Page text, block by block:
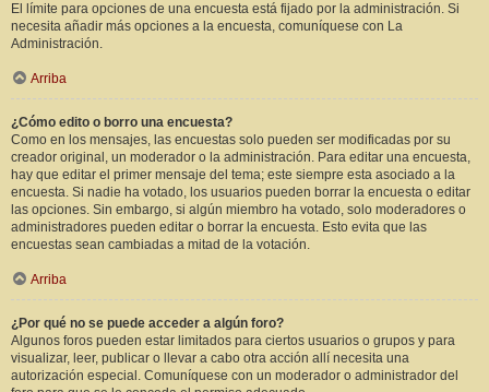
El límite para opciones de una encuesta está fijado por la administración. Si
necesita añadir más opciones a la encuesta, comuníquese con La
Administración.
Arriba
¿Cómo edito o borro una encuesta?
Como en los mensajes, las encuestas solo pueden ser modificadas por su
creador original, un moderador o la administración. Para editar una encuesta,
hay que editar el primer mensaje del tema; este siempre esta asociado a la
encuesta. Si nadie ha votado, los usuarios pueden borrar la encuesta o editar
las opciones. Sin embargo, si algún miembro ha votado, solo moderadores o
administradores pueden editar o borrar la encuesta. Esto evita que las
encuestas sean cambiadas a mitad de la votación.
Arriba
¿Por qué no se puede acceder a algún foro?
Algunos foros pueden estar limitados para ciertos usuarios o grupos y para
visualizar, leer, publicar o llevar a cabo otra acción allí necesita una
autorización especial. Comuníquese con un moderador o administrador del